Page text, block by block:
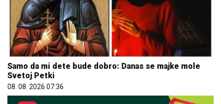
Samo da mi dete bude dobro: Danas se majke mole
Svetoj Petki
08. 08. 2026 07:36